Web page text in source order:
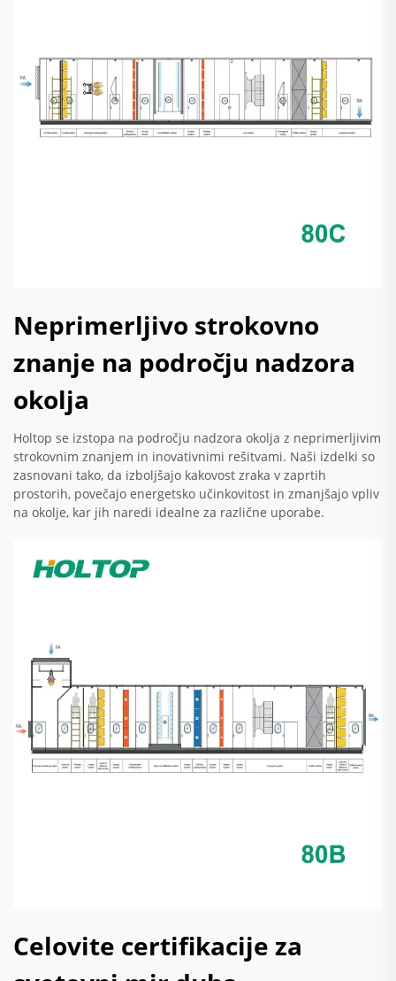
Neprimerljivo strokovno
znanje na področju nadzora
okolja
Holtop se izstopa na področju nadzora okolja z neprimerljivim
strokovnim znanjem in inovativnimi rešitvami. Naši izdelki so
zasnovani tako, da izboljšajo kakovost zraka v zaprtih
prostorih, povečajo energetsko učinkovitost in zmanjšajo vpliv
na okolje, kar jih naredi idealne za različne uporabe.
Celovite certifikacije za